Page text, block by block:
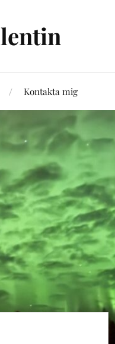
Kontakta mig